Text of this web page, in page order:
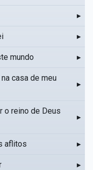
▸
▸
mundo ▸
casa de meu
▸
o reino de Deus
▸
aflitos ▸
▸